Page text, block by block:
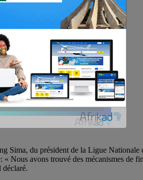
Sima, du président de la Ligue
Nous avons trouvé des mécanismes de
déclaré.